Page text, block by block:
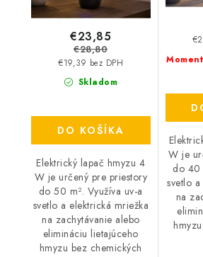
Skladom
€19,39 bez DPH
€23,85
€28,80
DO KOŠÍKA
Elektrický lapač hmyzu 4
W je určený pre priestory
do 50 m². Využíva uv-a
svetlo a elektrická mriežka
na zachytávanie alebo
elimináciu lietajúceho
hmyzu bez chemických
W je
do 40
svetlo
na